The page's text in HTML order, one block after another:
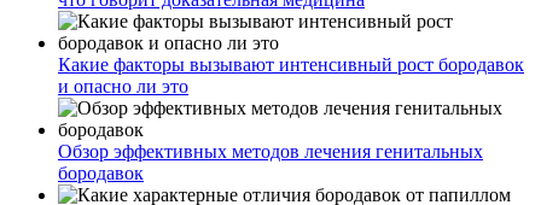
Какие факторы вызывают интенсивный рост бородавок
и опасно ли это
Обзор эффективных методов лечения генитальных
бородавок